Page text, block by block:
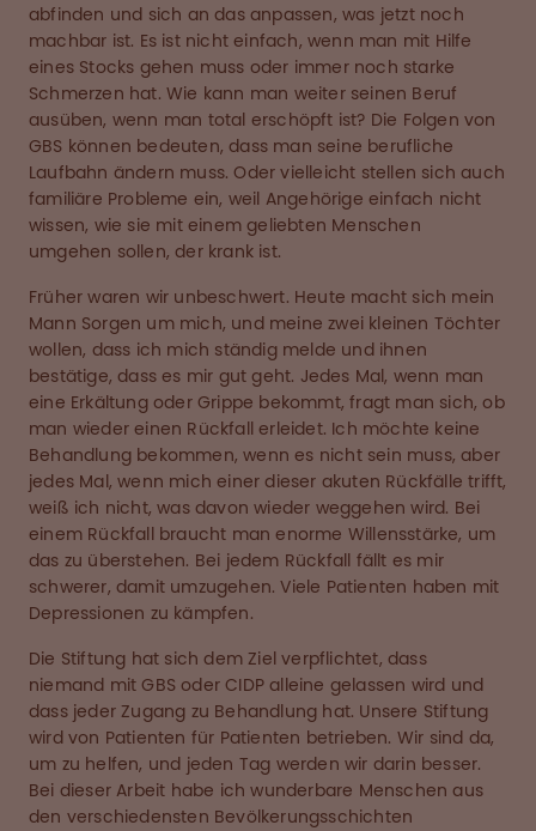
abfinden und sich an das anpassen, was jetzt noch
machbar ist. Es ist nicht einfach, wenn man mit Hilfe
eines Stocks gehen muss oder immer noch starke
Schmerzen hat. Wie kann man weiter seinen Beruf
ausüben, wenn man total erschöpft ist? Die Folgen von
GBS können bedeuten, dass man seine berufliche
Laufbahn ändern muss. Oder vielleicht stellen sich auch
familiäre Probleme ein, weil Angehörige einfach nicht
wissen, wie sie mit einem geliebten Menschen
umgehen sollen, der krank ist.
Früher waren wir unbeschwert. Heute macht sich mein
Mann Sorgen um mich, und meine zwei kleinen Töchter
wollen, dass ich mich ständig melde und ihnen
bestätige, dass es mir gut geht. Jedes Mal, wenn man
eine Erkältung oder Grippe bekommt, fragt man sich, ob
man wieder einen Rückfall erleidet. Ich möchte keine
Behandlung bekommen, wenn es nicht sein muss, aber
jedes Mal, wenn mich einer dieser akuten Rückfälle trifft,
weiß ich nicht, was davon wieder weggehen wird. Bei
einem Rückfall braucht man enorme Willensstärke, um
das zu überstehen. Bei jedem Rückfall fällt es mir
schwerer, damit umzugehen. Viele Patienten haben mit
Depressionen zu kämpfen.
Die Stiftung hat sich dem Ziel verpflichtet, dass
niemand mit GBS oder CIDP alleine gelassen wird und
dass jeder Zugang zu Behandlung hat. Unsere Stiftung
wird von Patienten für Patienten betrieben. Wir sind da,
um zu helfen, und jeden Tag werden wir darin besser.
Bei dieser Arbeit habe ich wunderbare Menschen aus
den verschiedensten Bevölkerungsschichten